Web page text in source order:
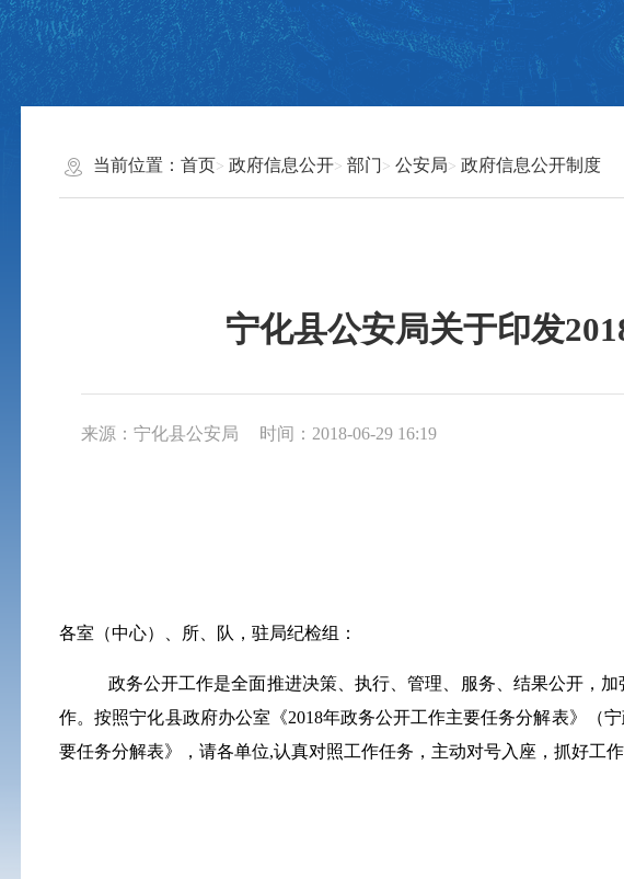
当前位置： 首页 政府信息公开 部门 公安局 政府信息公开制度
宁化县公安局关于印发
来源：宁化县公安局 时间：2018-06-29 16:19
各室（中心）、所、队，驻局纪检组：
政务公开工作是全面推进决策、执行、管理、服务、结果公开，
作。按照宁化县政府办公室《2018年政务公开工作主要任务分解表》（宁
要任务分解表》，请各单位,认真对照工作任务，主动对号入座，抓好工